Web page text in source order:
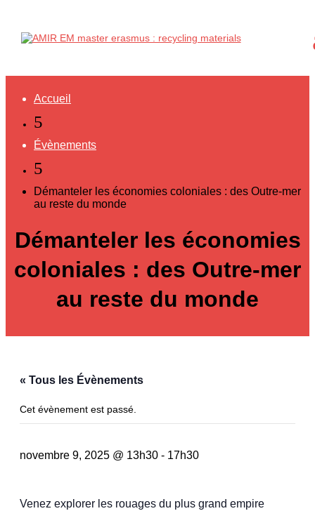
Accueil
5
Évènements
5
Démanteler les économies coloniales : des Outre-mer
au reste du monde
Démanteler les économies
coloniales : des Outre-mer
au reste du monde
« Tous les Évènements
Cet évènement est passé.
novembre 9, 2025 @ 13h30 - 17h30
Venez explorer les rouages du plus grand empire